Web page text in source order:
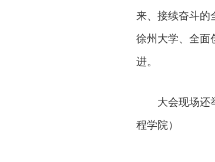
来、接续奋斗的
徐州大学、全
进。
大会现场还
程学院）